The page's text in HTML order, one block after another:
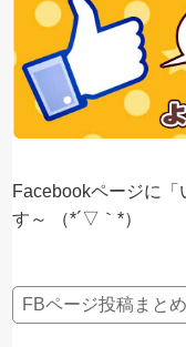
Facebookページに
す～ （*´▽｀*）
FBページ投稿まとめ